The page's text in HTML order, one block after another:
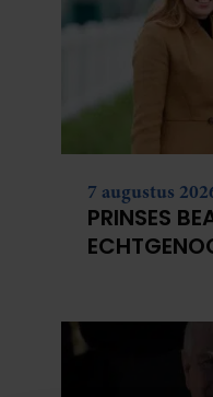
7 augustus
PRINSES